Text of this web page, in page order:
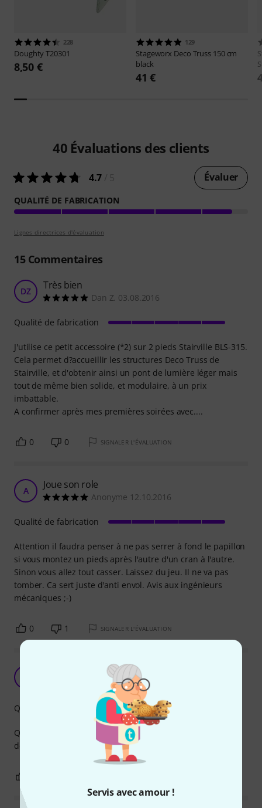
Servis avec amour !
228
DoughtyT20301
8,50 €
129
Stageworx Deco Truss 150 cm
black
41 €
40 Évaluations des clients
4.7 Évaluer
QUALITÉ DE FABRICATION
Lignes directrices d'évaluation
15Commentaires
DZ Très bien
Dan Z. 03.08.2016
J'utilise ce petit accessoire (*2) sur 2 pieds Stairville BLS-315.
Cela permet d?accueillir les structures Deco Truss de
Stairville, et d'obtenir ainsi un pont de lumière léger mais
tout de même bien solide, et modulaire, à un prix
imbattable.
A confirmer après mes premières soirées avec....
Qualité de fabrication
0 0 SIGNALER L'ÉVALUATION
A Joue son role
Anonyme 12.10.2016
Attention il faudra penser à ne pas serrer à fond le papillon
si vous montez un pieds après l'autre d'un cran à l'autre.
Sinon vous allez tout casser. Laissez du jeu. Il ne va pas
tomber. Ca sert juste d'anti envol. Avis aux ingénieurs
mécaniques ;-)
Qualité de fabrication
0 1 SIGNALER L'ÉVALUATION
Fait ce pour quoi il est fait !
David G. 958 10.04.2022
Que dire ! Simple. Robuste. Fait le job. Montage et
démontage fréquents et encore aucun souci à déplorer.
Qualité de fabrication